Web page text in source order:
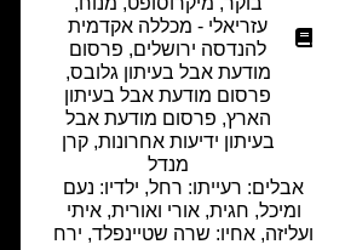
עזריאלי - מכללה אקדמית
להנדסה ירושלים, פרסום
מודעת אבל בעיתון גלובס,
פרסום מודעת אבל בעיתון
הארץ, פרסום מודעת אבל
בעיתון ידיעות אחרונות,קרן
מנדל
אבלים: רעייתו: רחל, ילדיו: נעם
ומיכל, חגית, אורי ואורית, איתי
ועליזה, אחיו: שרה שטיינפלד, ירח